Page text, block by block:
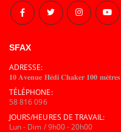
SFAX
ADRESSE:
𝟏𝟎 𝐀𝐯𝐞𝐧𝐮𝐞 𝐇𝐞́𝐝𝐢 𝐂𝐡𝐚𝐤𝐞𝐫 𝟏𝟎𝟎 𝐦𝐞̀𝐭𝐫𝐞𝐬
TÉLÉPHONE:
58 816 096
JOURS/HEURES DE TRAVAIL:
Lun - Dim / 9h00 - 20h00